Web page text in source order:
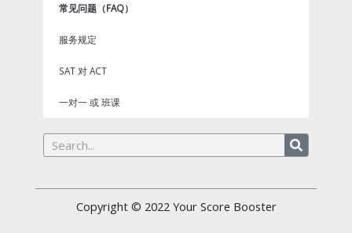
常见问题（FAQ）
服务规定
SAT 对 ACT
一对一 或 班课
Search
Copyright © 2022 Your Score Booster